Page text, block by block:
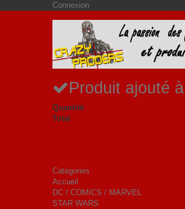
Connexion
Produit ajouté
Quantité
Total
Catégories
Accueil
DC / COMICS / MARVEL
STAR WARS